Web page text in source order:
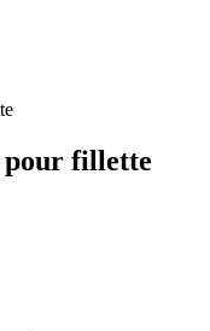
pour fillette